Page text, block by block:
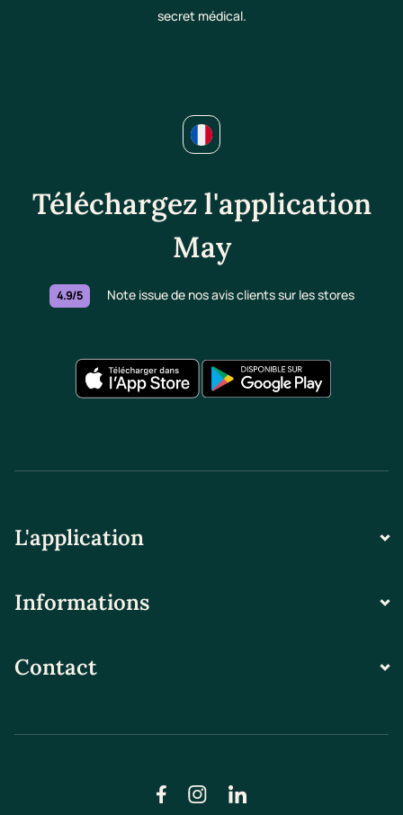
secret médical.
Téléchargez l'application
May
4.9/5 Note issue de nos avis clients sur les stores
L'application
Informations
Contact